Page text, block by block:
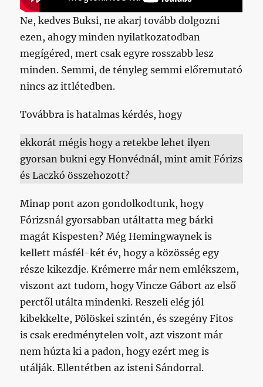
Ne, kedves Buksi, ne akarj tovább dolgozni
ezen, ahogy minden nyilatkozatodban
megígéred, mert csak egyre rosszabb lesz
minden. Semmi, de tényleg semmi előremutató
nincs az ittlétedben.
Továbbra is hatalmas kérdés, hogy
ekkorát mégis hogy a retekbe lehet ilyen
gyorsan bukni egy Honvédnál, mint amit Fórizs
és Laczkó összehozott?
Minap pont azon gondolkodtunk, hogy
Fórizsnál gyorsabban utáltatta meg bárki
magát Kispesten? Még Hemingwaynek is
kellett másfél-két év, hogy a közösség egy
része kikezdje. Krémerre már nem emlékszem,
viszont azt tudom, hogy Vincze Gábort az első
perctől utálta mindenki. Reszeli elég jól
kibekkelte, Pölöskei szintén, és szegény Fitos
is csak eredménytelen volt, azt viszont már
nem húzta ki a padon, hogy ezért meg is
utálják. Ellentétben az isteni Sándorral.